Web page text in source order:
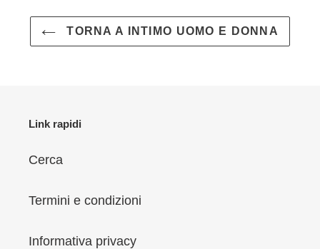
TORNA A INTIMO UOMO E DONNA
Link rapidi
Cerca
Termini e condizioni
Informativa privacy